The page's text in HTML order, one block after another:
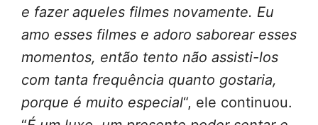
e fazer aqueles filmes novamente. Eu
amo esses filmes e adoro saborear esses
momentos, então tento não assisti-los
com tanta frequência quanto gostaria,
porque é muito especial“, ele continuou.